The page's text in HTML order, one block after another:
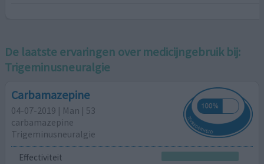
De laatste ervaringen over medicijngebruik bij:
Trigeminusneuralgie
Carbamazepine
04-07-2019 | Man | 53
carbamazepine
Trigeminusneuralgie
Effectiviteit